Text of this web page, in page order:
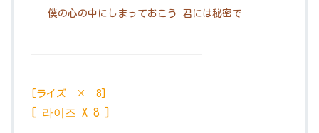
僕の心の中にしまっておこう 君には秘密で
———————————————
[ライズ × 8]
[ 라이즈 X 8 ]